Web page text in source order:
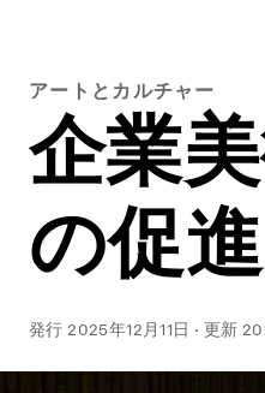
アートとカルチャー
企業
の促進
発行2025年12月11日 · 更新